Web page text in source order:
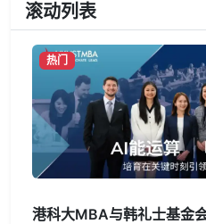
滚动列表
热门
港科大MBA与韩礼士基金